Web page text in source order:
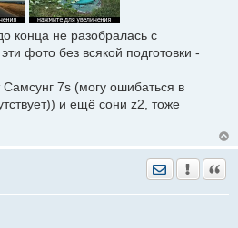
конца не разобралась с
фото без всякой подготовки -
7s (могу ошибаться в
и ещё сони z2, тоже
Отправить